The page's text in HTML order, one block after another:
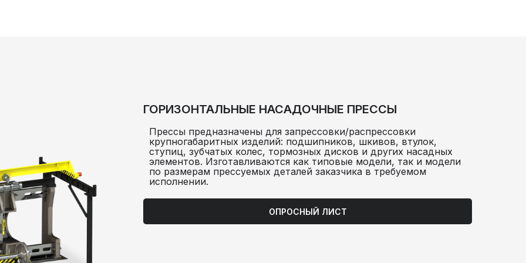
ГОРИЗОНТАЛЬНЫЕ НАСАДОЧНЫЕ ПРЕССЫ
Прессы предназначены для запрессовки/распрессовки
крупногабаритных изделий: подшипников, шкивов, втулок,
ступиц, зубчатых колес, тормозных дисков и других насадных
элементов. Изготавливаются как типовые модели, так и модели
по размерам прессуемых деталей заказчика в требуемом
исполнении.
ОПРОСНЫЙ ЛИСТ